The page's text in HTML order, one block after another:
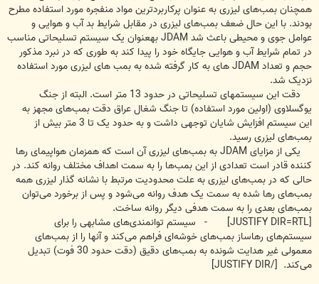
همچنان بمب‌های لیزری به عنوان پرکاربردترین مواد منفجره مورد استفاده مطرح
بودند. با این حال ضعف بمب‌های لیزری در مقابل شرایط بد آب و هوایی و
عوامل جوی و محیطی باعث شد JDAM بهعنوان یک سیستم تسلیحاتی مناسب
در تمام شرایط آب و هوایی جایگاه خود را پیدا کند به طوری که در نبرد مذکور
حجم و تعداد JDAM های به کار گرفته شده به بمب های لیزری مورد استفاده
نزدیک شد.
دقت این سیستمهای تسلیحاتی در حدود 13 متر است. البته از جنگ
یوگسلاوی (اولین مورد استفاده) تا جنگ شغال عراق دقت بمب‌های مجهز به
این سیستم افزایش شایان توجهی داشت و به حدود یک تا 3 متر بیش از
بمب‌های لیزری رسید.
یکی از مزایای JDAM به بمب‌های لیزری آن است که همزمان هواپیمای رها
کننده قادر است تعدادی از این بمب‌ها را به سمت اهداف مختلف روانه کند. در
حالی که در بمب‌های لیزری به علت محدودیت مرتبط با نشانه گذار لیزری همه
بمب‌های رها شده به سمت یک هدف روانه می‌شود و پس از برخورد می‌توان
بمب‌های بعدی را به سمت هدفی دیگر روانه ساخت.
[JUSTIFY DIR=RTL] - سیستم توانمندی‌های مشابهی را برای
سیستم‌های رهاساز بمب‌های خوشه‌ای فراهم می‌کند و آنها را از بمب‌های
معمولی غیر هدایت شونده به بمب‌های دقیق (دقت حدود 30 فوت) تبدیل
می‌کند. [/JUSTIFY DIR]